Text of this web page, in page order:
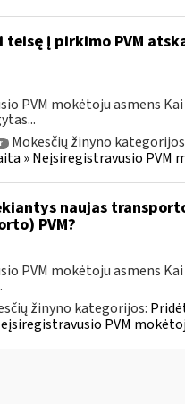
teisę į pirkimo PVM
PVM mokėtoju asmens
Mokesčių žinyno
» Neįsiregistravusio PVM
naujas
PVM?
PVM mokėtoju asmens
žinyno kategorijos:
PVM